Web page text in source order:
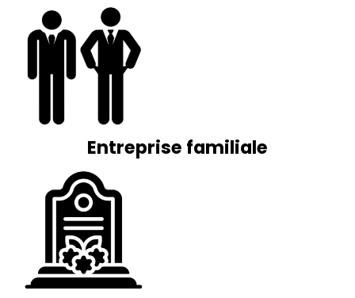
Entreprise familiale